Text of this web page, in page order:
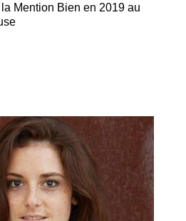
Mention Bien en 2019 au